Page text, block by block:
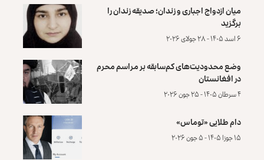
میان ازدواج اجباری و زندان؛ صدیقه زندان را
برگزید
۶ اسد ۱۴۰۵ - ۲۸ جولای ۲۰۲۶
وضع محدودیت‌های کم‌سابقه بر مراسم محرم
در افغانستان
۴ سرطان ۱۴۰۵ - ۲۵ جون ۲۰۲۶
دام طلایی «توماس»
۱۵ جوزا ۱۴۰۵ - ۵ جون ۲۰۲۶